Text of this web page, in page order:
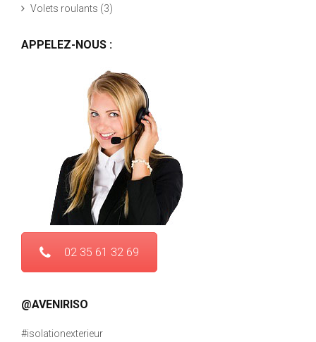
Volets roulants (3)
APPELEZ-NOUS :
02 35 61 32 69
@AVENIRISO
#isolationexterieur